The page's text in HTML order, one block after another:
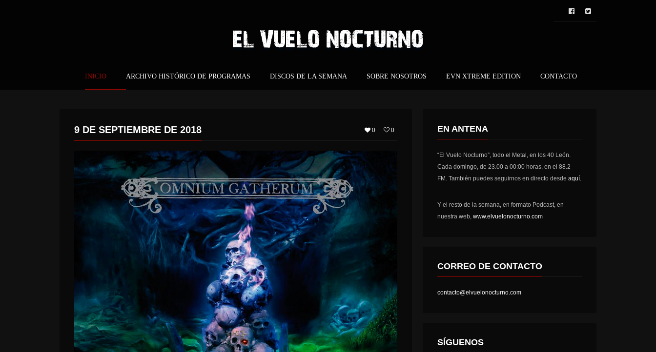
INICIO ARCHIVO HISTÓRICO DE PROGRAMAS DISCOS DE LA SEMANA SOBRE NOSOTROS EVN XTREME EDITION CONTACTO
0 0
9 DE SEPTIEMBRE DE 2018 EN ANTENA
“El Vuelo Nocturno”, todo el Metal, en los 40 León.
Cada domingo, de 23.00 a 00:00 horas, en el 88.2
FM. También puedes seguirnos en directo desdeaquí.
Y el resto de la semana, en formato Podcast, en
nuestra web,www.elvuelonocturno.com
CORREO DE CONTACTO
contacto@elvuelonocturno.com
SÍGUENOS